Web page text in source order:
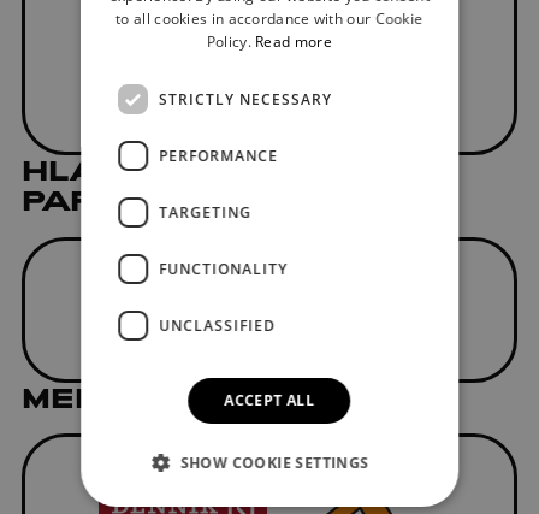
HLAVNÝ MEDIÁLNY
PARTNER
MEDIAL PARTNER
to all cookies in accordance with our Cookie
Policy. Read more
STRICTLY NECESSARY
PERFORMANCE
TARGETING
FUNCTIONALITY
UNCLASSIFIED
ACCEPT ALL
SHOW COOKIE SETTINGS